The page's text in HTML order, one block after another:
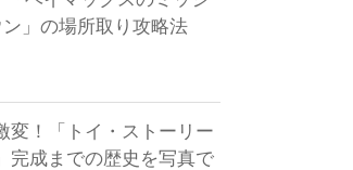
」の場所取り攻略法
変！「トイ・ストーリー
完成までの歴史を写真で